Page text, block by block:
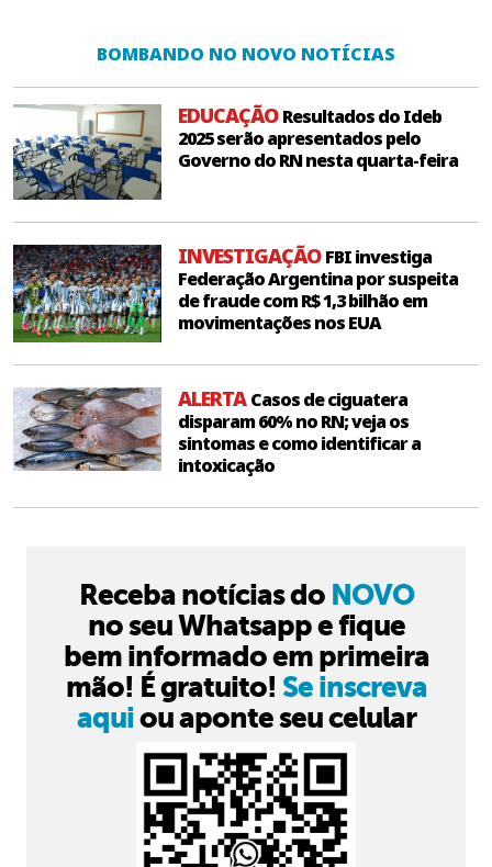
BOMBANDO NO NOVO NOTÍCIAS
EDUCAÇÃOResultados do Ideb
2025 serão apresentados pelo
Governo do RN nesta quarta-feira
INVESTIGAÇÃOFBI investiga
Federação Argentina por suspeita
de fraude com R$ 1,3 bilhão em
movimentações nos EUA
ALERTACasos de ciguatera
disparam 60% no RN; veja os
sintomas e como identificar a
intoxicação
Receba notícias do NOVO
no seu Whatsapp e fique
bem informado em primeira
mão! É gratuito! Se inscreva
aquiou aponte seu celular